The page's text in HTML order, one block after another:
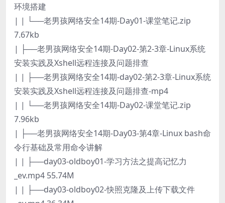
环境搭建
| | └──老男孩网络安全14期-Day01-课堂笔记.zip
7.67kb
| ├──老男孩网络安全14期-Day02-第2-3章-Linux系统
安装实践及Xshell远程连接及问题排查
| | ├──老男孩网络安全14期-day02-第2-3章-Linux系统
安装实践及Xshell远程连接及问题排查-mp4
| | └──老男孩网络安全14期-Day02-课堂笔记.zip
7.96kb
| ├──老男孩网络安全14期-Day03-第4章-Linux bash命
令行基础及常用命令讲解
| | ├──day03-oldboy01-学习方法之提高记忆力
_ev.mp4 55.74M
| | ├──day03-oldboy02-快照克隆及上传下载文件